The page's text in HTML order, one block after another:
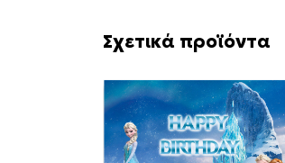
Σχετικά προϊόντα